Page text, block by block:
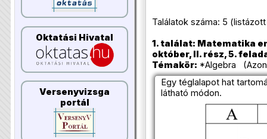
Oktatási Hivatal
Versenyvizsga
portál
Találatok száma: 5
1. találat: Matematika
október, II. rész, 5.
Témakör: *Algebra
Egy téglalapot hat
látható módon.